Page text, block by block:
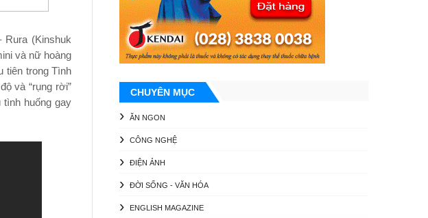
Rura (Kinshuk
và nữ hoàng
tiên trong Tình
và “rụng rời”
huống gay
CHUYÊN MỤC
ĂN NGON
CÔNG NGHỆ
ĐIỆN ẢNH
ĐỜI SỐNG - VĂN HÓA
ENGLISH MAGAZINE